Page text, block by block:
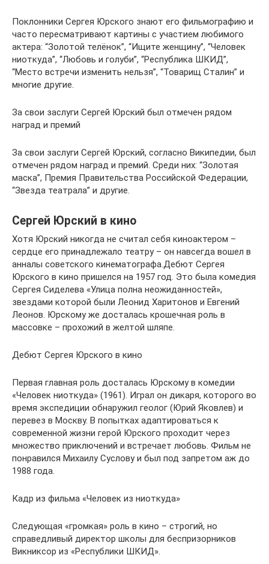
Поклонники Сергея Юрского знают его фильмографию и
часто пересматривают картины с участием любимого
актера: “Золотой телёнок”, “Ищите женщину”, “Человек
ниоткуда”, “Любовь и голуби”, “Республика ШКИД”,
“Место встречи изменить нельзя”, “Товарищ Сталин” и
многие другие.
За свои заслуги Сергей Юрский был отмечен рядом
наград и премий
За свои заслуги Сергей Юрский, согласно Википедии, был
отмечен рядом наград и премий. Среди них: “Золотая
маска”, Премия Правительства Российской Федерации,
“Звезда театрала” и другие.
Сергей Юрский в кино
Хотя Юрский никогда не считал себя киноактером –
сердце его принадлежало театру – он навсегда вошел в
анналы советского кинематографа.Дебют Сергея
Юрского в кино пришелся на 1957 год. Это была комедия
Сергея Сиделева «Улица полна неожиданностей»,
звездами которой были Леонид Харитонов и Евгений
Леонов. Юрскому же досталась крошечная роль в
массовке – прохожий в желтой шляпе.
Дебют Сергея Юрского в кино
Первая главная роль досталась Юрскому в комедии
«Человек ниоткуда» (1961). Играл он дикаря, которого во
время экспедиции обнаружил геолог (Юрий Яковлев) и
перевез в Москву. В попытках адаптироваться к
современной жизни герой Юрского проходит через
множество приключений и встречает любовь. Фильм не
понравился Михаилу Суслову и был под запретом аж до
1988 года.
Кадр из фильма «Человек из ниоткуда»
Следующая «громкая» роль в кино – строгий, но
справедливый директор школы для беспризорников
Викниксор из «Республики ШКИД».